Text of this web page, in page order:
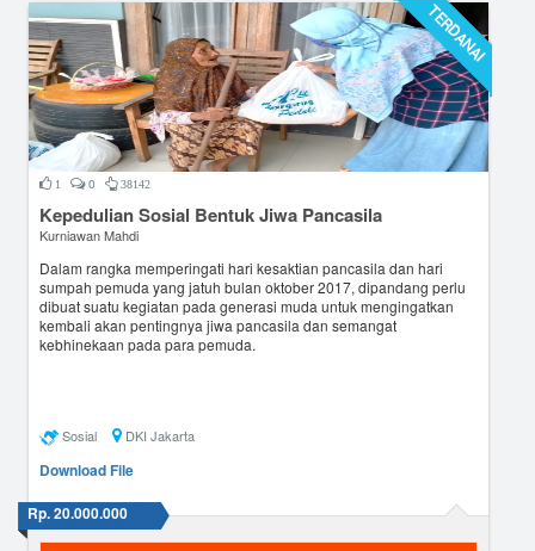
TERDANAI
1 0 38142
Kepedulian Sosial Bentuk Jiwa Pancasila
Kurniawan Mahdi
Dalam rangka memperingati hari kesaktian pancasila dan hari
sumpah pemuda yang jatuh bulan oktober 2017, dipandang perlu
dibuat suatu kegiatan pada generasi muda untuk mengingatkan
kembali akan pentingnya jiwa pancasila dan semangat
kebhinekaan pada para pemuda.
Sosial DKI Jakarta
Download File
Rp. 20.000.000